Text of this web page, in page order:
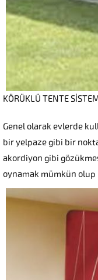
KÖRÜKLÜ TENTE
Genel olarak evlerde
bir yelpaze gibi bir
akordiyon gibi
oynamak mümkün